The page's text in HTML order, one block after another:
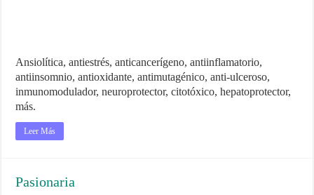
Ansiolítica, antiestrés, anticancerígeno, antiinflamatorio,
antiinsomnio, antioxidante, antimutagénico, anti-ulceroso,
inmunomodulador, neuroprotector, citotóxico, hepatoprotector,
más.
Leer Más
Pasionaria